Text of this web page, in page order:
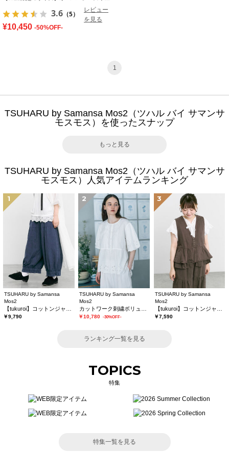
3.6 （5）
レビュー
を見る
¥10,450 -50%OFF-
1
TSUHARU by Samansa Mos2（ツハル バイ サマンサ
モスモス）を使ったスナップ
もっと見る
TSUHARU by Samansa Mos2（ツハル バイ サマンサ
モスモス）人気アイテムランキング
1
TSUHARU by Samansa
Mos2
￥9,790
2
TSUHARU by Samansa
Mos2
￥10,780 -30%OFF-
3
TSUHARU by Samansa
Mos2
￥7,590
ランキング一覧を見る
TOPICS
特集
特集一覧を見る